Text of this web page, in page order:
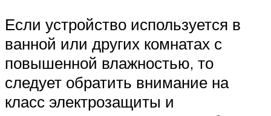
Если устройство используется в
ванной или других комнатах с
повышенной влажностью, то
следует обратить внимание на
класс электрозащиты и